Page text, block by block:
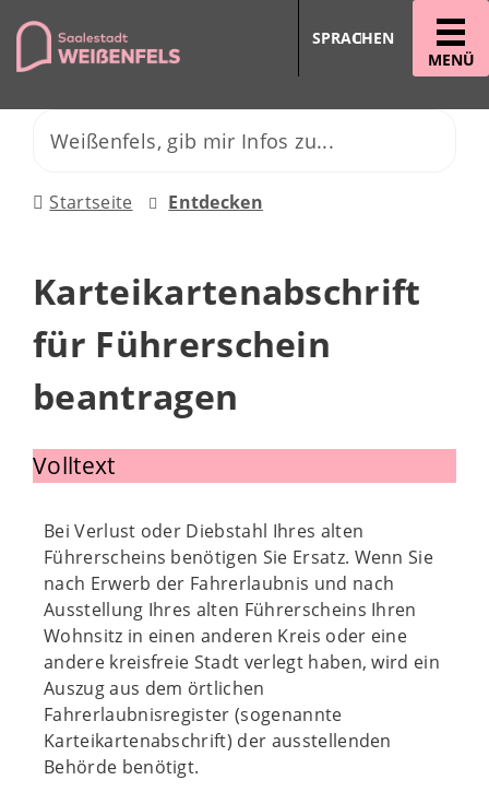
MENÜ
SPRACHEN
Startseite Entdecken
Karteikartenabschrift
für Führerschein
beantragen
Volltext
Bei Verlust oder Diebstahl Ihres alten
Führerscheins benötigen Sie Ersatz. Wenn Sie
nach Erwerb der Fahrerlaubnis und nach
Ausstellung Ihres alten Führerscheins Ihren
Wohnsitz in einen anderen Kreis oder eine
andere kreisfreie Stadt verlegt haben, wird ein
Auszug aus dem örtlichen
Fahrerlaubnisregister (sogenannte
Karteikartenabschrift) der ausstellenden
Behörde benötigt.